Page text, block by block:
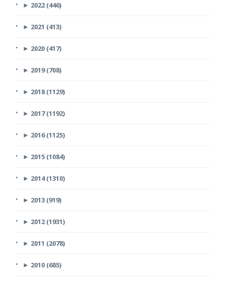
► 2022 (446)
► 2021 (413)
► 2020 (417)
► 2019 (708)
► 2018 (1129)
► 2017 (1192)
► 2016 (1125)
► 2015 (1084)
► 2014 (1310)
► 2013 (919)
► 2012 (1931)
► 2011 (2078)
► 2010 (685)